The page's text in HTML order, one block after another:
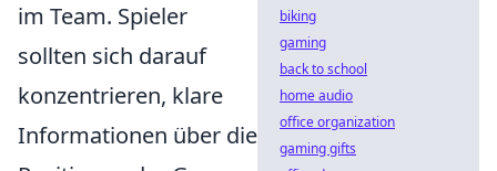
im Team. Spieler
sollten sich darauf
konzentrieren, klare
Informationen über die
biking
gaming
back to school
home audio
office organization
gaming gifts